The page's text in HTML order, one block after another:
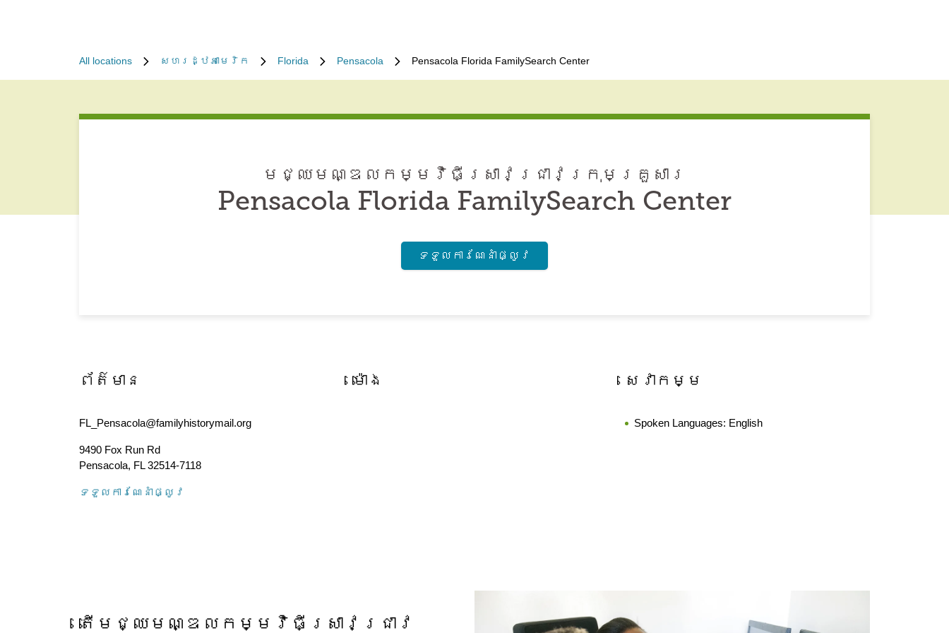
All locations សហរដ្ឋអាមេរិក Florida Pensacola Pensacola Florida FamilySearch Center
មជ្ឈមណ្ឌល​កម្មវិធី​ស្រាវជ្រាវ​ក្រុមគ្រួសារ
Pensacola Florida FamilySearch Center
ទទួល​ការណែនាំ​ផ្លូវ
ព័ត៌មាន
FL_Pensacola@familyhistorymail.org
9490 Fox Run Rd
Pensacola, FL32514-7118
ទទួល​ការណែនាំ​ផ្លូវ
ម៉ោង សេវាកម្ម
Spoken Languages: English
តើ​មជ្ឈមណ្ឌល​កម្មវិធី​ស្រាវជ្រាវ​